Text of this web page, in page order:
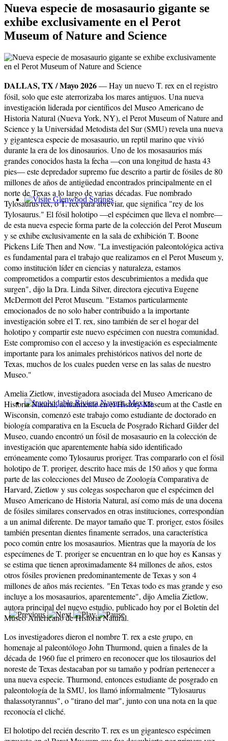
Wingstop y Tajín - Sweet Heat Chamoy
Glenwood Springs - Bello y Encantador
Involvidable Riviera Nayarit, Mexico
Nueva especie de mosasaurio gigante se
exhibe exclusivamente en el Perot
Museum of Nature and Science
DALLAS, TX / Mayo 2026— Hay un nuevo T. rex en el registro
fósil, solo que este aterrorizaba los mares antiguos. Una nueva
investigación liderada por científicos del Museo Americano de
Historia Natural (Nueva York, NY), el Perot Museum of Nature and
Science y la Universidad Metodista del Sur (SMU) revela una nueva
y gigantesca especie de mosasaurio, un reptil marino que vivió
durante la era de los dinosaurios. Uno de los mosasaurios más
grandes conocidos hasta la fecha —con una longitud de hasta 43
pies— este depredador supremo fue descrito a partir de fósiles de 80
millones de años de antigüedad encontrados principalmente en el
norte de Texas a lo largo de varias décadas. Fue nombrado
Tylosaurus rex, o T. rex para abreviar, que significa "rey de los
Tylosaurus." El fósil holotipo —el espécimen que lleva el nombre—
de esta nueva especie forma parte de la colección del Perot Museum
y se exhibe exclusivamente en la sala de exhibición T. Boone
Pickens Life Then and Now. "La investigación paleontológica activa
es fundamental para el trabajo que realizamos en el Perot Museum y,
como institución líder en ciencias y naturaleza, estamos
comprometidos a compartir estos descubrimientos a medida que
surgen", dijo la Dra. Linda Silver, directora ejecutiva Eugene
McDermott del Perot Museum. "Estamos particularmente
emocionados de no solo haber contribuido a la importante
investigación sobre el T. rex, sino también de ser el hogar del
holotipo y compartir este nuevo espécimen con nuestra comunidad.
Este compromiso con el acceso y la investigación es especialmente
importante para los animales prehistóricos nativos del norte de
Texas, muchos de los cuales pueden verse en las salas de nuestro
Museo."
Amelia Zietlow, investigadora asociada del Museo Americano de
Historia Natural, actualmente en el History Museum at the Castle en
Wisconsin, comenzó este trabajo como estudiante de doctorado en
biología comparativa en la Escuela de Posgrado Richard Gilder del
Museo, cuando encontró un fósil de mosasaurio en la colección de
investigación que aparentemente había sido identificado
erróneamente como Tylosaurus proriger. Tras compararlo con el fósil
holotipo de T. proriger, descrito hace más de 150 años y que forma
parte de las colecciones del Museo de Zoología Comparativa de
Harvard, Zietlow y sus colegas sospecharon que el espécimen del
Museo Americano de Historia Natural, así como más de una docena
de fósiles similares conservados en otras instituciones, correspondían
a un animal diferente. De mayor tamaño que T. proriger, estos fósiles
también presentan dientes finamente serrados, una característica
poco común entre los mosasaurios. Mientras que la mayoría de los
especímenes de T. proriger se encuentran en lo que hoy es Kansas y
se estima que tienen aproximadamente 84 millones de años, estos
otros fósiles provienen predominantemente de Texas y son 4
millones de años más recientes. "En Texas todo es mas grande y eso
incluye a los mosasaurios, aparentemente", dijo Amelia Zietlow,
autora principal del nuevo estudio, publicado hoy por el Boletín del
Museo Americano de Historia Natural.
Los investigadores dieron el nombre T. rex a este grupo, en
homenaje al paleontólogo John Thurmond, quien a finales de la
década de 1960 fue el primero en reconocer que los tilosaurios del
noreste de Texas destacaban por su tamaño y podrían pertenecer a
una nueva especie. Thurmond, entonces estudiante de posgrado en
paleontología de la SMU, los llamó informalmente "Tylosaurus
thalassotyrannus", o "tirano del mar", junto con una nota en la que
reconocía el cliché.
El holotipo del recién descrito T. rex es un gigantesco espécimen